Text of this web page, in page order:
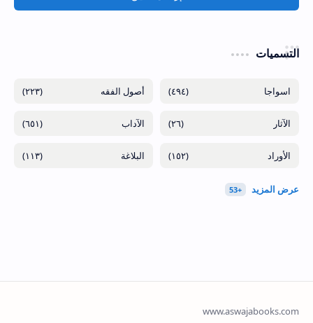
التسميات
(٤٩٤) (٢٢٣)
(٢٦) (٦٥١)
(١٥٢) (١١٣)